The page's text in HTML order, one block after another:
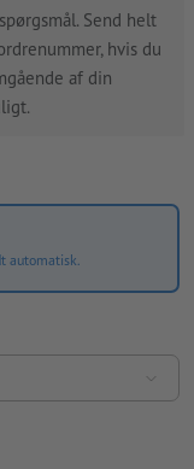
Send helt
hvis du
af din
automatisk.